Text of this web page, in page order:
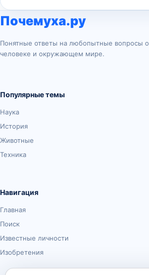
Почемуха.ру
Понятные ответы на любопытные вопросы о
человеке и окружающем мире.
Популярные темы
Наука
История
Животные
Техника
Навигация
Главная
Поиск
Известные личности
Изобретения